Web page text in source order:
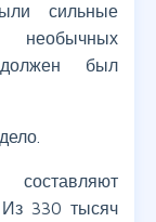
сильные
необычных
должен был
Из 330 тысяч